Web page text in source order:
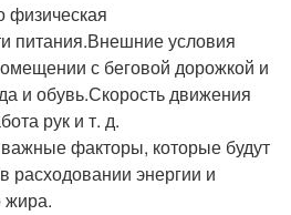
физическая
питания.Внешние условия
с беговой дорожкой и
и обувь.Скорость движения
рук и т. д.
факторы, которые будут
расходовании энергии и
жира.